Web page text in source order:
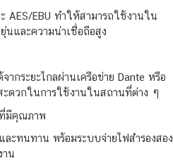
AES/EBU ทำให้สามารถใช้งานใน
นและความน่าเชื่อถือสูง
ากระยะไกลผ่านเครือข่าย Dante หรือ
ดวกในการใช้งานในสถานที่ต่าง ๆ
มีคุณภาพ
ะทนทาน พร้อมระบบจ่ายไฟสำรองสอง
าน